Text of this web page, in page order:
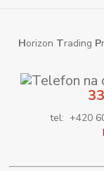
Horizon Trading P
tel: +420